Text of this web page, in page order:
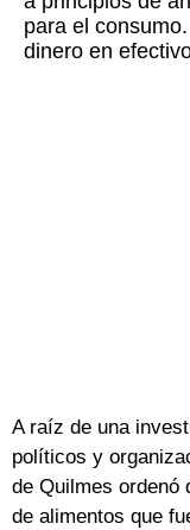
para el
dinero en
A raíz de una
políticos y
de Quilmes ordenó
de alimentos que